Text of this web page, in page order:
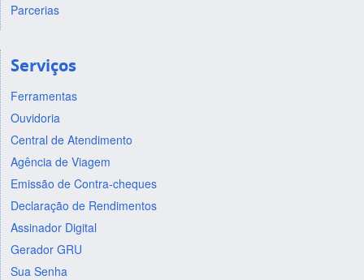
Parcerias
Serviços
Ferramentas
Ouvidoria
Central de Atendimento
Agência de Viagem
Emissão de Contra-cheques
Declaração de Rendimentos
Assinador Digital
Gerador GRU
Sua Senha